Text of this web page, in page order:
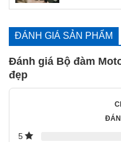
ĐÁNH GIÁ SẢN PHẨM
Đánh giá Bộ đàm
đẹp
5